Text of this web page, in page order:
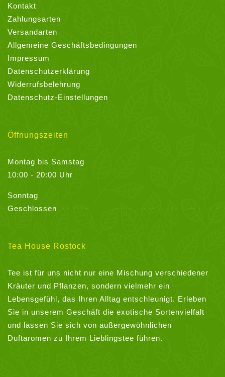
Kontakt
Zahlungsarten
Versandarten
Allgemeine Geschäftsbedingungen
Impressum
Datenschutzerklärung
Widerrufsbelehrung
Datenschutz-Einstellungen
Öffnungszeiten
Montag bis Samstag
10:00 - 20:00 Uhr
Sonntag
Geschlossen
Tea House Rostock
Tee ist für uns nicht nur eine Mischung verschiedener
Kräuter und Pflanzen, sondern vielmehr ein
Lebensgefühl, das Ihren Alltag entschleunigt. Erleben
Sie in unserem Geschäft die exotische Sortenvielfalt
und lassen Sie sich von außergewöhnlichen
Duftaromen zu Ihrem Lieblingstee führen.